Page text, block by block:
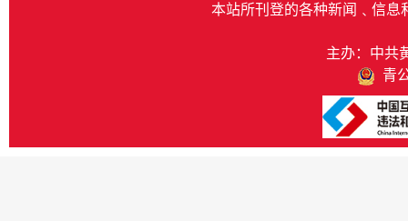
本站所刊登的各种新闻﹑信息
主办：中共
青